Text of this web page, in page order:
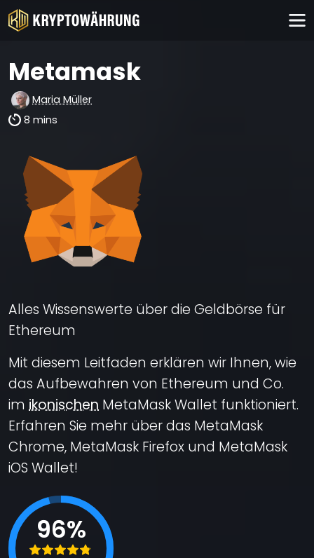
Metamask
Maria Müller
8 mins
Alles Wissenswerte über die Geldbörse für
Ethereum
Mit diesem Leitfaden erklären wir Ihnen, wie
das Aufbewahren von Ethereum und Co.
im ikonischen MetaMask Wallet funktioniert.
Erfahren Sie mehr über das MetaMask
Chrome, MetaMask Firefox und MetaMask
iOS Wallet!
96%